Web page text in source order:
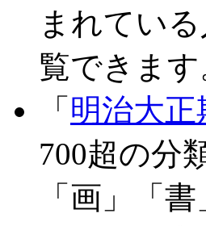
まれてい
覧できます
「 明治大
700超の分
「画」「